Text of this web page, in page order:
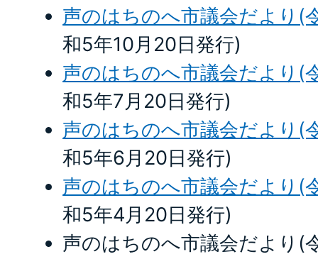
声のはちのへ市議会だより(
和5年10月20日発行)
声のはちのへ市議会だより(
和5年7月20日発行)
声のはちのへ市議会だより(
和5年6月20日発行)
声のはちのへ市議会だより(
和5年4月20日発行)
声のはちのへ市議会だより(